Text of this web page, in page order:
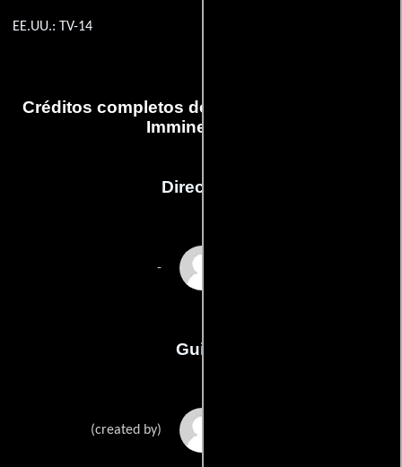
EE.UU.: TV-14
Créditos completos del capítulo Hero Fears
Imminent Rot
Dirección
-
Guión
(created by)